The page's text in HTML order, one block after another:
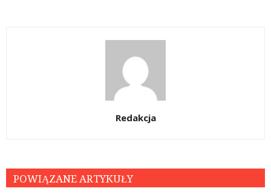
Redakcja
POWIĄZANE ARTYKUŁY